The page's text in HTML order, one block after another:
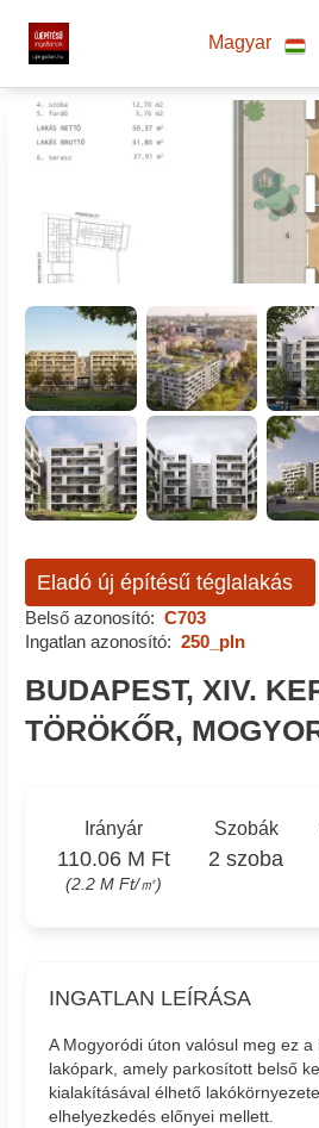
Magyar
Eladó új építésű téglalakás
Belső azonosító: C703
Ingatlan azonosító: 250_pln
BUDAPEST, XIV.
TÖRÖKŐR,
Irányár
110.06 M Ft
(2.2 M Ft/㎡)
Szobák
2 szoba
INGATLAN LEÍRÁSA
A Mogyoródi úton valósul meg ez
lakópark, amely parkosított belső
kialakításával élhető
elhelyezkedés előnyei mellett.